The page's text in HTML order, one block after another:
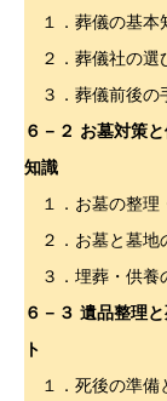
１．葬儀の基本
２．葬儀社の選
３．葬儀前後の
６－２ お墓対策
知識
１．お墓の整理
２．お墓と墓地
３．埋葬・供養
６－３ 遺品整理
ト
１．死後の準備